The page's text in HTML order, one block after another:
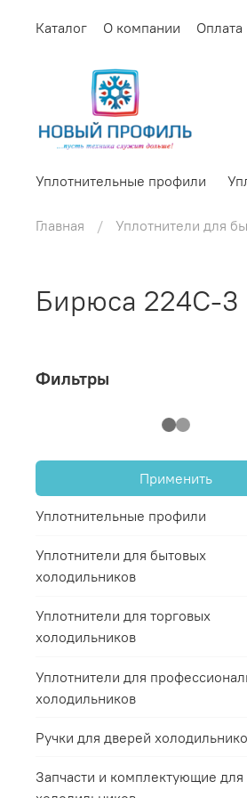
Каталог О компании Оплата
Уплотнительные профили
Главная Уплотнители для
Бирюса 224С-3
Фильтры
Применить
Уплотнительные профили
Уплотнители для бытовых
холодильников
Уплотнители для торговых
холодильников
Уплотнители для
холодильников
Ручки для дверей
Запчасти и комплектующие для